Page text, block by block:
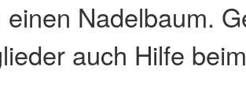
einen Nadelbaum.
auch Hilfe